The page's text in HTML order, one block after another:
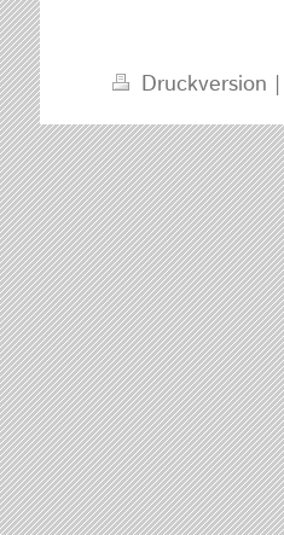
Druckversion |